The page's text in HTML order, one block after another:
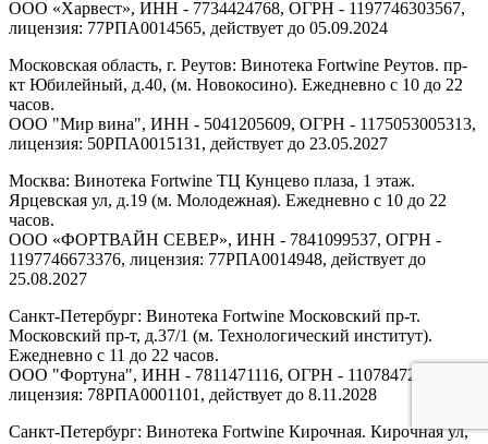
ООО «Харвест», ИНН - 7734424768, ОГРН - 1197746303567,
лицензия: 77РПА0014565, действует до 05.09.2024
Московская область, г. Реутов: Винотека Fortwine Реутов. пр-
кт Юбилейный, д.40, (м. Новокосино). Ежедневно с 10 до 22
часов.
ООО "Мир вина", ИНН - 5041205609, ОГРН - 1175053005313,
лицензия: 50РПА0015131, действует до 23.05.2027
Москва: Винотека Fortwine ТЦ Кунцево плаза, 1 этаж.
Ярцевская ул, д.19 (м. Молодежная). Ежедневно с 10 до 22
часов.
ООО «ФОРТВАЙН СЕВЕР», ИНН - 7841099537, ОГРН -
1197746673376, лицензия: 77РПА0014948, действует до
25.08.2027
Санкт-Петербург: Винотека Fortwine Московский пр-т.
Московский пр-т, д.37/1 (м. Технологический институт).
Ежедневно с 11 до 22 часов.
ООО "Фортуна", ИНН - 7811471116, ОГРН - 1107847277438,
лицензия: 78РПА0001101, действует до 8.11.2028
Санкт-Петербург: Винотека Fortwine Кирочная. Кирочная ул,